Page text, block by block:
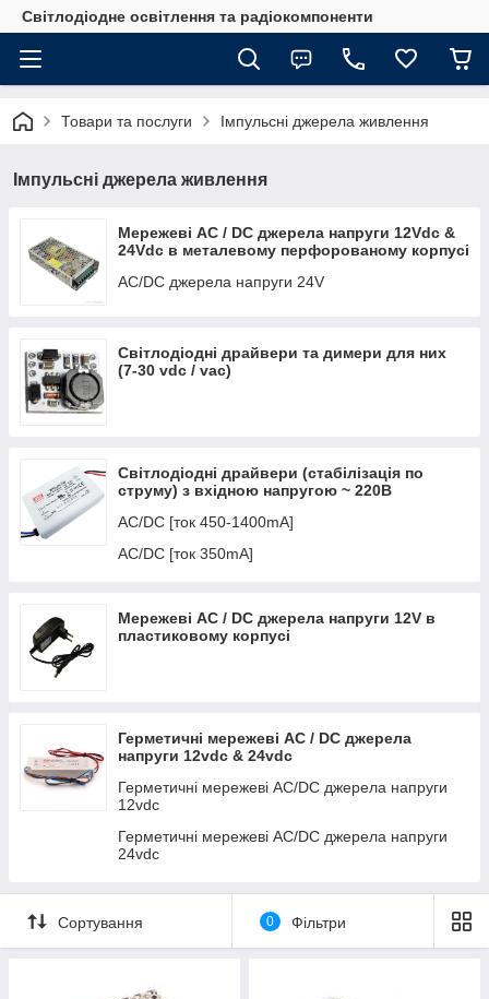
Світлодіодне освітлення та радіокомпоненти
Товари та послуги Імпульсні джерела живлення
Імпульсні джерела живлення
Мережеві AC / DC джерела напруги 12Vdc &
24Vdc в металевому перфорованому корпусі
AC/DC джерела напруги 24V
Світлодіодні драйвери та димери для них
(7-30 vdc / vac)
Світлодіодні драйвери (стабілізація по
струму) з вхідною напругою ~ 220В
AC/DC [ток 450-1400mA]
AC/DC [ток 350mA]
Мережеві AC / DC джерела напруги 12V в
пластиковому корпусі
Герметичні мережеві AC / DC джерела
напруги 12vdc & 24vdc
Герметичні мережеві AC/DC джерела напруги
12vdc
Герметичні мережеві AC/DC джерела напруги
24vdc
Сортування 0 Фільтри